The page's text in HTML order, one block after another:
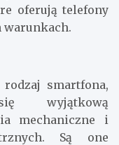
oferują telefony
warunkach.
smartfona,
wyjątkową
mechaniczne i
Są one